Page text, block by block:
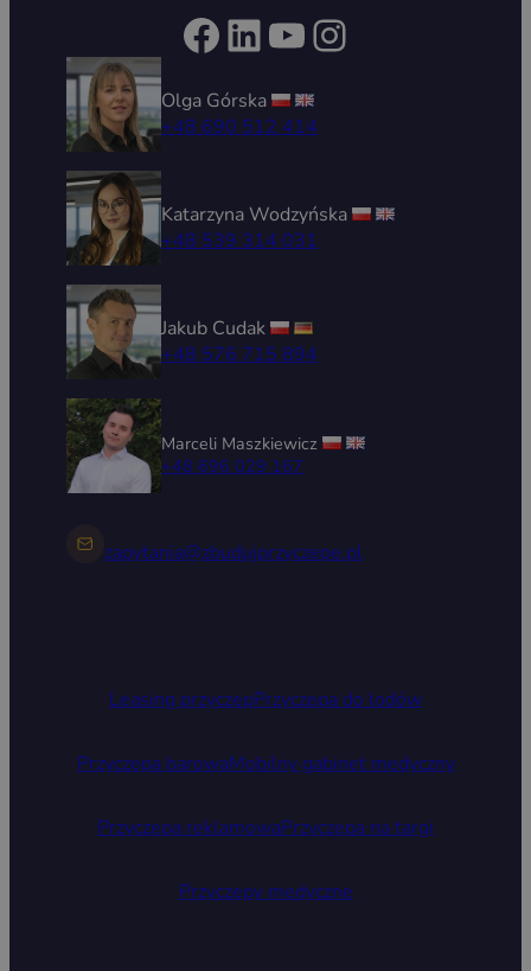
Facebook LinkedIn YouTube Instagram
Olga Górska
+48 690 512 414
Katarzyna Wodzyńska
+48 539 314 031
Jakub Cudak
+48 576 715 894
Marceli Maszkiewicz
+48 696 029 167
zapytania@zbudujprzyczepe.pl
Leasing przyczepPrzyczepa do lodów
Przyczepa barowaMobilny gabinet medyczny
Przyczepa reklamowaPrzyczepa na targi
Przyczepy medyczne